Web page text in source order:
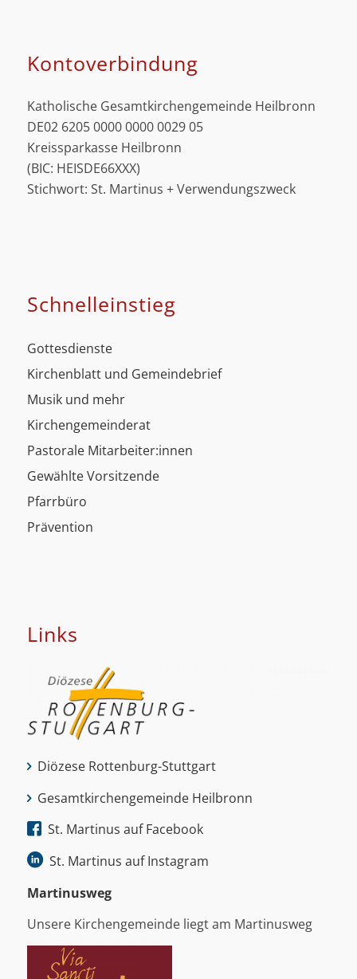
Kontoverbindung
Katholische Gesamtkirchengemeinde Heilbronn
DE02 6205 0000 0000 0029 05
Kreissparkasse Heilbronn
(BIC: HEISDE66XXX)
Stichwort: St. Martinus + Verwendungszweck
Schnell­einstieg
Gottesdienste
Kirchenblatt und Gemeindebrief
Musik und mehr
Kirchengemeinderat
Pastorale Mitarbeiter:innen
Gewählte Vorsitzende
Pfarrbüro
Prävention
Links
Diözese Rottenburg-Stuttgart
Gesamtkirchengemeinde Heilbronn
St. Martinus auf Facebook
St. Martinus auf Instagram
Martinus­weg
Unsere Kirchengemeinde liegt am Martinusweg